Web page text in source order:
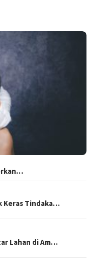
Keras Tindaka…
Lahan di Am…